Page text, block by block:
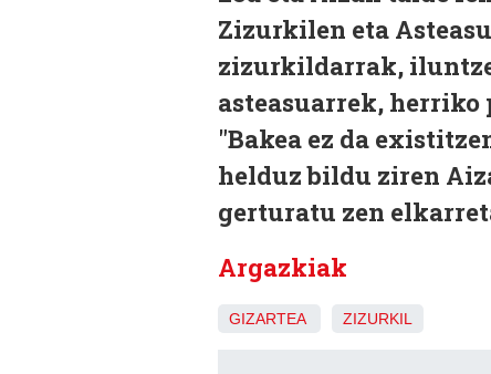
Zizurkilen eta
zizurkildarrak,
asteasuarrek, herriko
"Bakea ez da
helduz bildu ziren
gerturatu zen
Argazkiak
GIZARTEA ZIZURKIL